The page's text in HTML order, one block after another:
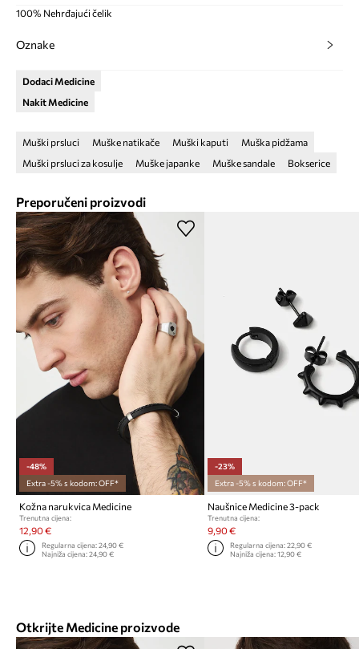
100% Nehrđajući čelik
Oznake
Dodaci Medicine
Nakit Medicine
Muški prsluci Muške natikače Muški kaputi
Muška pidžama
Muški prsluci za kosulje
Muške japanke Muške sandale Bokserice
Preporučeni proizvodi
-48%
Extra -5% s kodom: OFF*
Kožna narukvica Medicine
Trenutna cijena:
12,90 €
Regularna cijena:24,90 €
Najniža cijena:24,90 €
-23%
Extra -5% s kodom: OFF*
Naušnice Medicine 3-pack
Trenutna cijena:
9,90 €
Regularna cijena: 22,90 €
Najniža cijena: 12,90 €
Otkrijte Medicine proizvode